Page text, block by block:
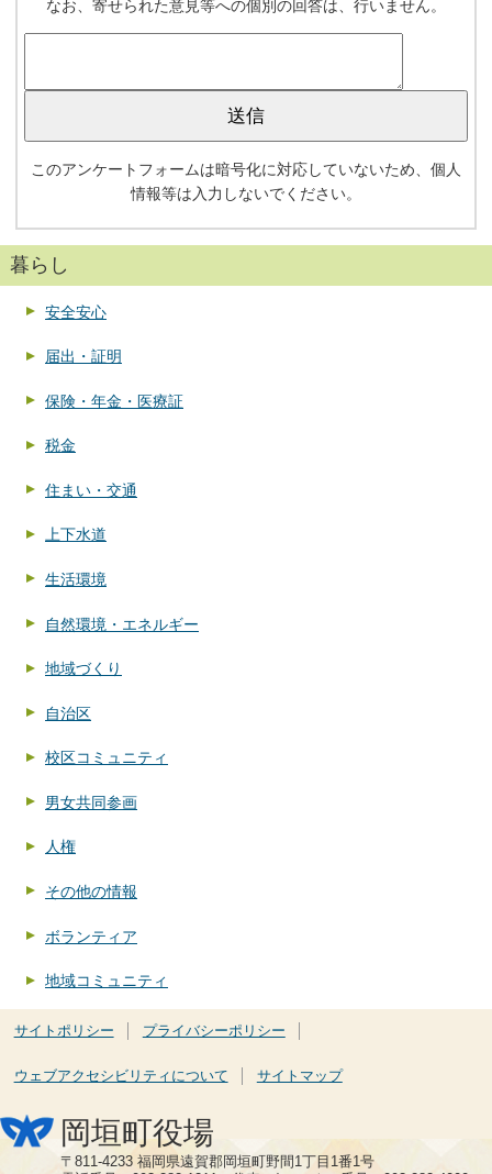
なお、寄せられた意見等への個別の回答は、行いません。
このアンケートフォームは暗号化に対応していないため、個人
情報等は入力しないでください。
暮らし
安全安心
届出・証明
保険・年金・医療証
税金
住まい・交通
上下水道
生活環境
自然環境・エネルギー
地域づくり
自治区
校区コミュニティ
男女共同参画
人権
その他の情報
ボランティア
地域コミュニティ
サイトポリシー プライバシーポリシー
ウェブアクセシビリティについて サイトマップ
岡垣町役場
〒811-4233 福岡県遠賀郡岡垣町野間1丁目1番1号